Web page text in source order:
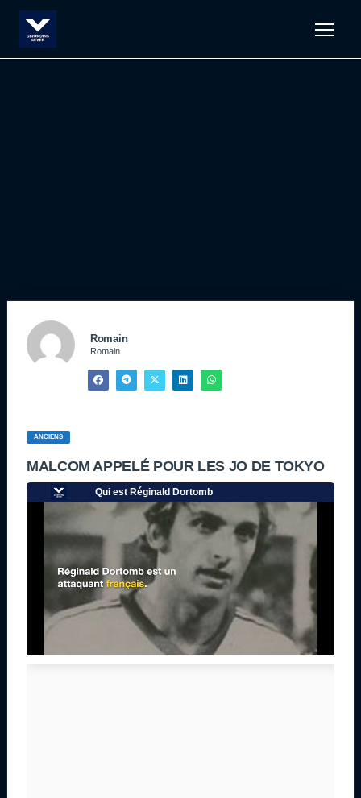
Romain
Romain
ANCIENS
MALCOM APPELÉ POUR LES JO DE TOKYO